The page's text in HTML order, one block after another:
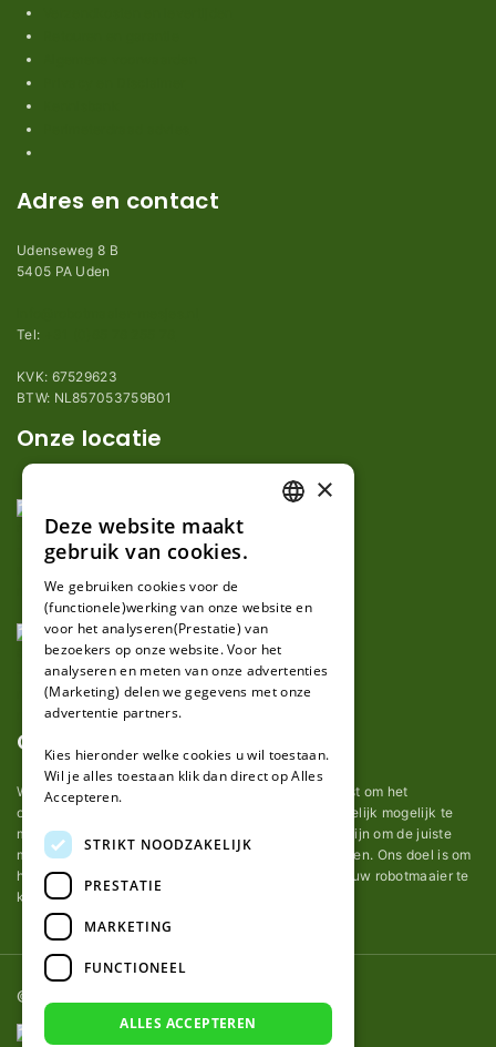
Adres en contact
Udenseweg 8 B
5405 PA Uden
Tel:
KVK: 67529623
BTW: NL857053759B01
Onze locatie
Over ons
Wij van robotmaaier-mesjes.nl doen ons uiterste best om het
onderhoud van robot grasmaaier mesjes zo gemakkelijk mogelijk te
maken. Uit ervaring merkten we hoe lastig het kan zijn om de juiste
messen voor een automatische grasmachine te vinden. Ons doel is om
het u makkelijk te maken om de goede mesjes voor uw robotmaaier te
kopen.
© 2026 Robotmaaier-mesjes.nl
GERMAN
×
Deze website maakt
gebruik van cookies.
We gebruiken cookies voor de
(functionele)werking van onze website en
voor het analyseren(Prestatie) van
bezoekers op onze website. Voor het
analyseren en meten van onze advertenties
(Marketing) delen we gegevens met onze
advertentie partners.
Kies hieronder welke cookies u wil toestaan.
Wil je alles toestaan klik dan direct op Alles
Accepteren.
STRIKT NOODZAKELIJK
PRESTATIE
MARKETING
FUNCTIONEEL
ALLES ACCEPTEREN